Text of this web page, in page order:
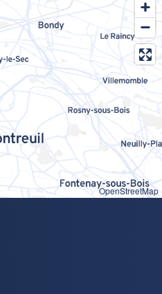
OpenStreetMap